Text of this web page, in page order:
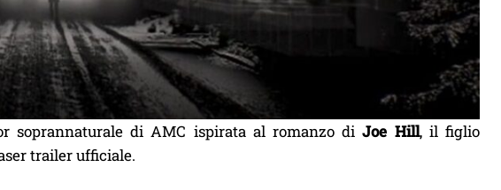
soprannaturale di AMC ispirata al romanzo diJoe Hill, il figlio
trailer ufficiale.